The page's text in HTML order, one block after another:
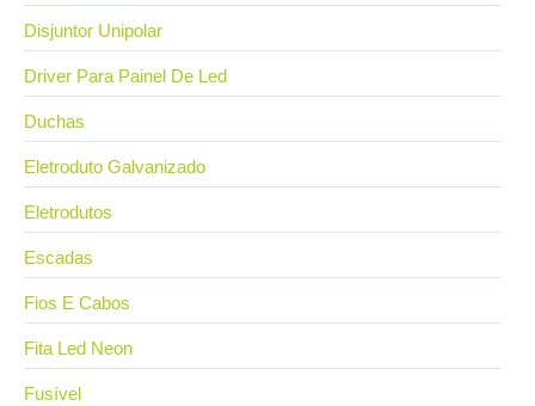
Disjuntor Unipolar
Driver Para Painel De Led
Duchas
Eletroduto Galvanizado
Eletrodutos
Escadas
Fios E Cabos
Fita Led Neon
Fusível